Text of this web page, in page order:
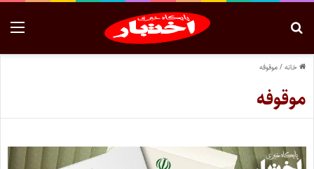
خانه/موقوفه
موقوفه